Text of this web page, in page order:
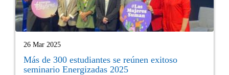
26 Mar 2025
Más de 300 estudiantes se reúnen exitoso
seminario Energizadas 2025